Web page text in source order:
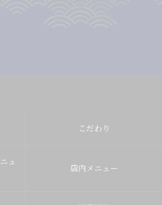
こだわり
ュ
店内メニュー